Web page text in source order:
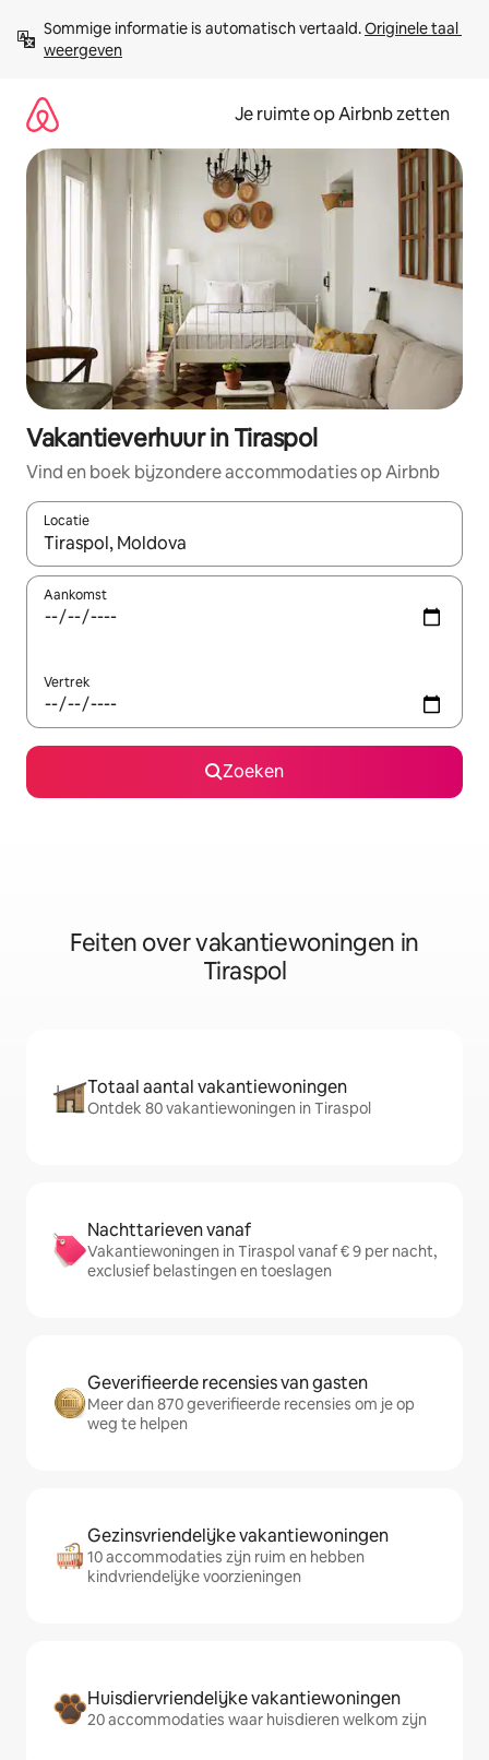
direct
naar
Sommige informatie is automatisch vertaald. Originele taal
weergeven
Je ruimte op Airbnb zetten
Vakantieverhuur in Tiraspol
Vind en boek bijzondere accommodaties op Airbnb
Locatie
Wanneer er suggesties beschikbaar zijn, maak je een keuze
Aankomst
Vertrek
Zoeken
Feiten over vakantiewoningen in
Tiraspol
Totaal aantal vakantiewoningen
Ontdek 80 vakantiewoningen in Tiraspol
Nachttarieven vanaf
Vakantiewoningen in Tiraspol vanaf € 9 per nacht,
exclusief belastingen en toeslagen
Geverifieerde recensies van gasten
Meer dan 870 geverifieerde recensies om je op
weg te helpen
Gezinsvriendelijke vakantiewoningen
10 accommodaties zijn ruim en hebben
kindvriendelijke voorzieningen
Huisdiervriendelijke vakantiewoningen
20 accommodaties waar huisdieren welkom zijn